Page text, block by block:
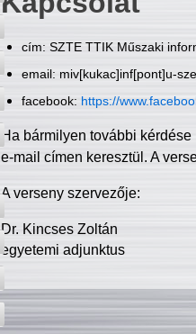
cím: SZTE TTIK Műszaki
email: miv[kukac]inf[pont]u-
facebook: https://
Ha bármilyen további
e-mail címen keresztül. A
A verseny szervezője:
Dr. Kincses Zoltán
egyetemi adjunktus